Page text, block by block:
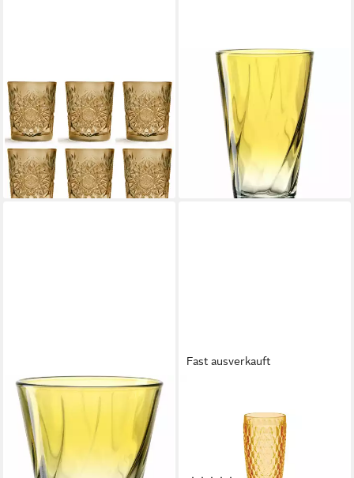
Gläser-Set Spectra, 6-tlg.,
Glas
47,29 €
UVP91,95 €
-49%
lieferbar - in 4-5 Werktagen bei dir
+1
LEONARDO
Glas Twist Gelb 300 ml, Glas
13,00 €
lieferbar - in 2-3 Werktagen bei dir
LEONARDO
Glas Twist Gelb 215 ml, Glas
13,00 €
lieferbar - in 2-3 Werktagen bei dir
Fast ausverkauft
Longdrinkbecher, 1-tlg., Glas,
Kristallglas,
spülmaschinenfest, Made in